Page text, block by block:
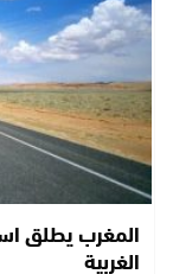
المغرب يطلق
الغربية